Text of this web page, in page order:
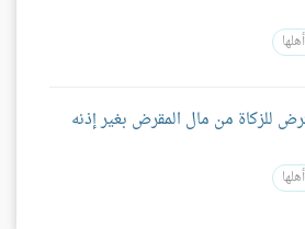
للزكاة من مال المقرض بغير إذنه